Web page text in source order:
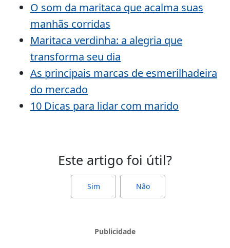
O som da maritaca que acalma suas
manhãs corridas
Maritaca verdinha: a alegria que
transforma seu dia
As principais marcas de esmerilhadeira
do mercado
10 Dicas para lidar com marido
Este artigo foi útil?
Sim Não